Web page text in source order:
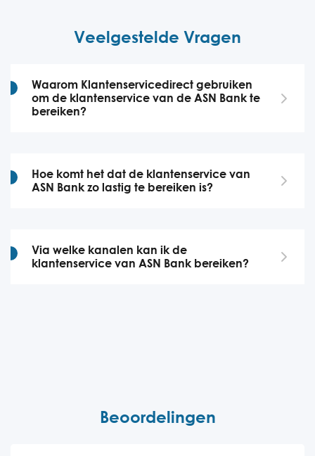
Veelgestelde Vragen
Waarom Klantenservicedirect gebruiken
om de klantenservice van de ASN Bank te
bereiken?
Hoe komt het dat de klantenservice van
ASN Bank zo lastig te bereiken is?
Via welke kanalen kan ik de
klantenservice van ASN Bank bereiken?
Beoordelingen